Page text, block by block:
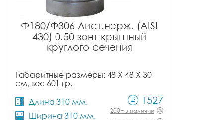
Ф180/Ф306 Лист.нерж. (AISI
430) 0.50 зонт крышный
круглого сечения
Габаритные размеры: 48 X 48 X 30
см, вес 601 гр.
Длина 310 мм.
Ширина 310 мм.
1527
200+ в наличии